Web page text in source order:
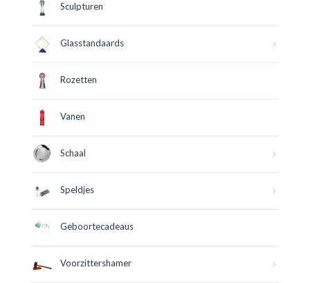
Sculpturen
Glasstandaards
Rozetten
Vanen
Schaal
Speldjes
Geboortecadeaus
Voorzittershamer